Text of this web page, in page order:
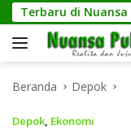
Langsung
ke
konten
Terbaru di Nuansa
Komputer UPER
Beranda Depok
Depok, Ekonomi